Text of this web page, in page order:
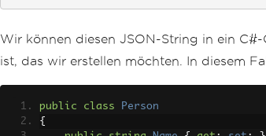
Wir können diesen JSON-String in ein
ist, das wir erstellen möchten. In diesem
public class
Person
{